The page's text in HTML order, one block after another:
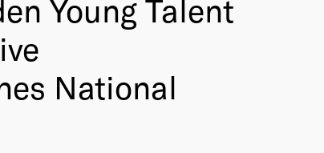
Young Talent
National